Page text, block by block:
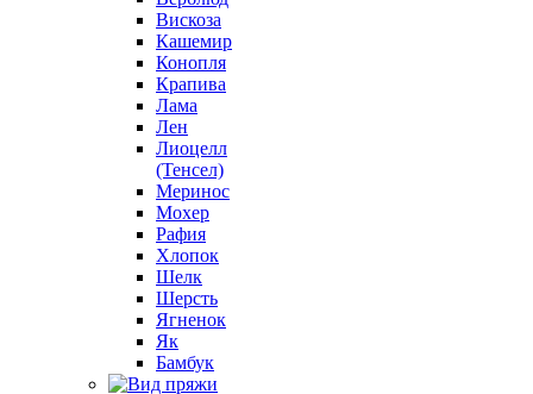
Вискоза
Кашемир
Конопля
Крапива
Лама
Лен
Лиоцелл
(Тенсел)
Меринос
Мохер
Рафия
Хлопок
Шелк
Шерсть
Ягненок
Як
Бамбук